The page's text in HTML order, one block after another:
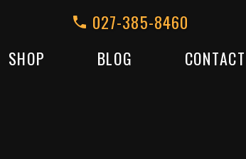
027-385-8460
SHOP BLOG CONTACT